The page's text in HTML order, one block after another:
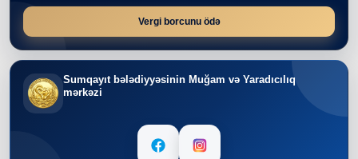
Vergi borcunu ödə
Sumqayıt bələdiyyəsinin Muğam və Yaradıcılıq
mərkəzi